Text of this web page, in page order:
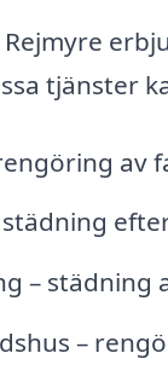
tjänster
– städning
–